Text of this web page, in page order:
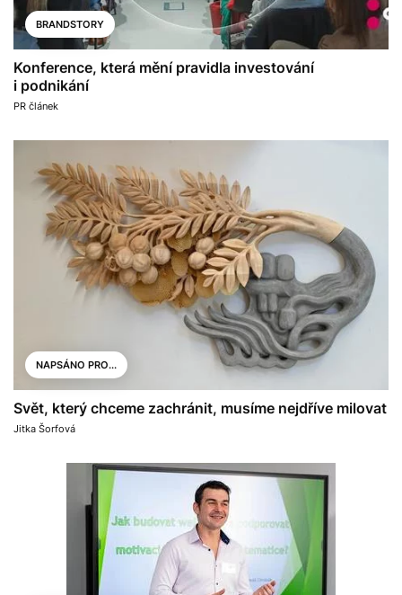
BRANDSTORY
Konference, která mění pravidla investování
i podnikání
PR článek
NAPSÁNO PRO...
Svět, který chceme zachránit, musíme nejdříve milovat
Jitka Šorfová